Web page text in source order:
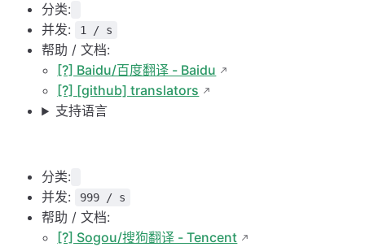
分类:
并发:
1 / s
帮助 / 文档:
[?] Baidu/百度翻译 - Baidu
[?] [github] translators
支持语言
分类:
并发:
999 / s
帮助 / 文档:
[?] Sogou/搜狗翻译 - Tencent